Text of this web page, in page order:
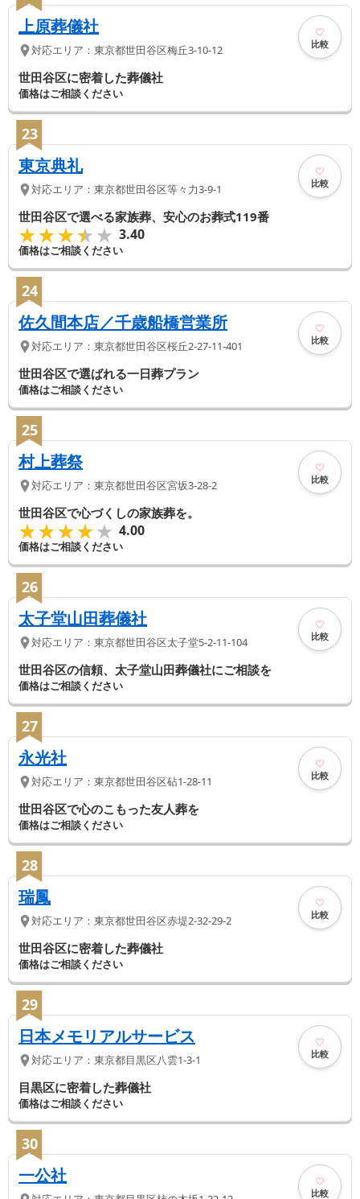
上原葬儀社
対応エリア： 東京都世田谷区梅丘3-10-12 比較
世田谷区に密着した葬儀社
価格はご相談ください
23
東京典礼
対応エリア： 東京都世田谷区等々力3-9-1 比較
世田谷区で選べる家族葬、安心のお葬式119番
★★★★★
★★★★★ 3.40
価格はご相談ください
24
佐久間本店／千歳船橋営業所
対応エリア： 東京都世田谷区桜丘2-27-11-401 比較
世田谷区で選ばれる一日葬プラン
価格はご相談ください
25
村上葬祭
対応エリア： 東京都世田谷区宮坂3-28-2 比較
世田谷区で心づくしの家族葬を。
★★★★★
★★★★★ 4.00
価格はご相談ください
26
太子堂山田葬儀社
対応エリア： 東京都世田谷区太子堂5-2-11-104 比較
世田谷区の信頼、太子堂山田葬儀社にご相談を
価格はご相談ください
27
永光社
対応エリア： 東京都世田谷区砧1-28-11 比較
世田谷区で心のこもった友人葬を
価格はご相談ください
28
瑞鳳
対応エリア： 東京都世田谷区赤堤2-32-29-2 比較
世田谷区に密着した葬儀社
価格はご相談ください
29
日本メモリアルサービス
対応エリア： 東京都目黒区八雲1-3-1 比較
目黒区に密着した葬儀社
価格はご相談ください
30
一公社
比較